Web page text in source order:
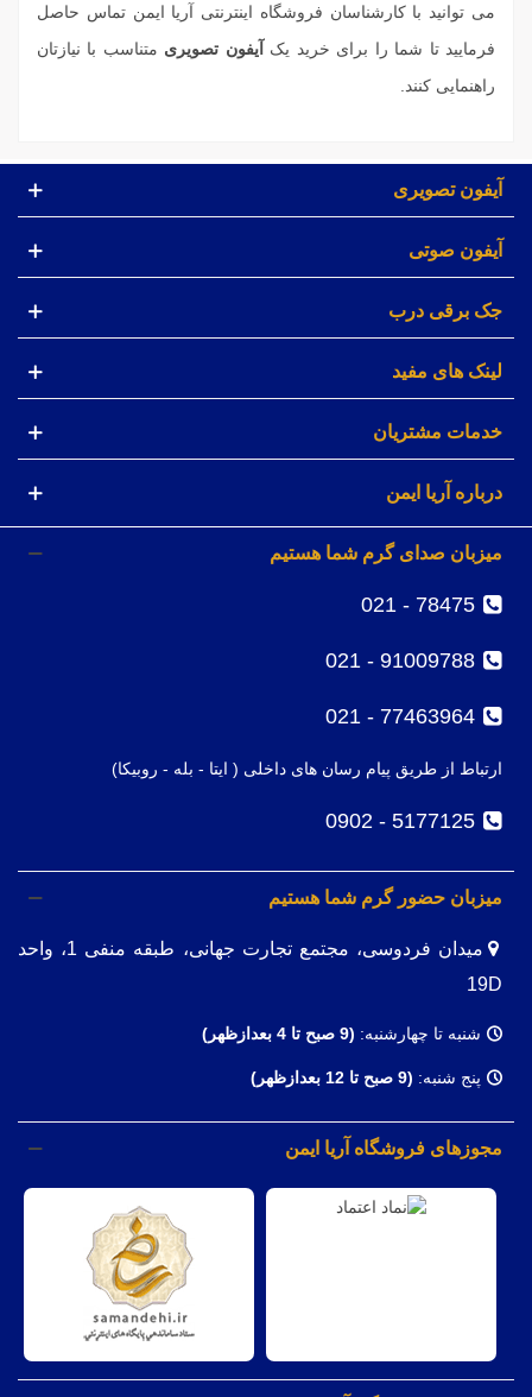
می توانید با کارشناسان فروشگاه اینترنتی آریا ایمن تماس حاصل
فرمایید تا شما را برای خرید یک
آیفون تصویری متناسب با نیازتان
راهنمایی کنند.
آیفون تصویری
آیفون صوتی
جک برقی درب
لینک های مفید
خدمات مشتریان
درباره آریا ایمن
میزبان صدای گرم شما هستیم
78475 - 021
91009788 - 021
77463964 - 021
ارتباط از طریق پیام رسان های داخلی ( ایتا - بله - روبیکا)
5177125 - 0902
میزبان حضور گرم شما هستیم
میدان فردوسی، مجتمع تجارت جهانی، طبقه منفی 1، واحد
19D
شنبه تا چهارشنبه: (9 صبح تا 4 بعدازظهر)
پنج شنبه: (9 صبح تا 12 بعدازظهر)
مجوزهای فروشگاه آریا ایمن